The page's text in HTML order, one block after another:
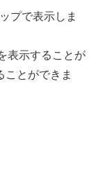
プで表示しま
表示することが
ことができま